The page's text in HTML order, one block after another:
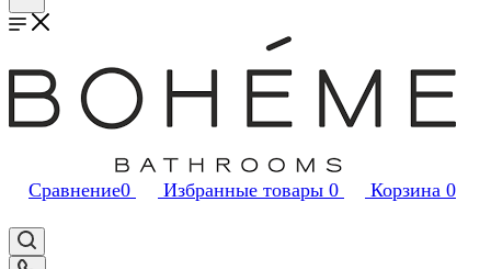
Сравнение0 Избранные товары 0 Корзина 0